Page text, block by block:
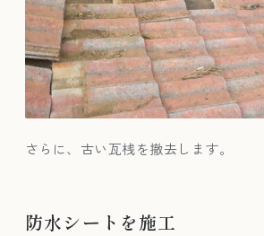
さらに、古い瓦桟を撤去します。
防水シートを施工